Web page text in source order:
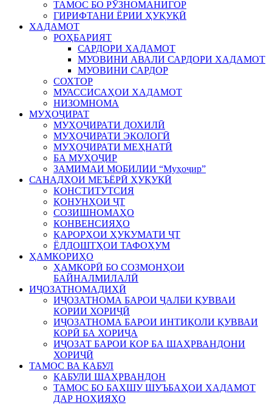
ТАМОС БО РӮЗНОМАНИГОР
ГИРИФТАНИ ЁРИИ ҲУҚУҚӢ
ХАДАМОТ
РОҲБАРИЯТ
САРДОРИ ХАДАМОТ
МУОВИНИ АВАЛИ САРДОРИ ХАДАМОТ
МУОВИНИ САРДОР
СОХТОР
МУАССИСАҲОИ ХАДАМОТ
НИЗОМНОМА
МУҲОҶИРАТ
МУҲОҶИРАТИ ДОХИЛӢ
МУҲОҶИРАТИ ЭКОЛОГӢ
МУҲОҶИРАТИ МЕҲНАТӢ
БА МУҲОҶИР
ЗАМИМАИ МОБИЛИИ “Муҳоҷир”
САНАДҲОИ МЕЪЁРӢ ҲУҚУҚӢ
КОНСТИТУТСИЯ
ҚОНУНҲОИ ҶТ
СОЗИШНОМАҲО
КОНВЕНСИЯҲО
ҚАРОРҲОИ ҲУКУМАТИ ҶТ
ЁДДОШТҲОИ ТАФОҲУМ
ҲАМКОРИҲО
ҲАМКОРӢ БО СОЗМОНҲОИ
БАЙНАЛМИЛАЛӢ
ИҶОЗАТНОМАДИҲӢ
ИҶОЗАТНОМА БАРОИ ҶАЛБИ ҚУВВАИ
КОРИИ ХОРИҶӢ
ИҶОЗАТНОМА БАРОИ ИНТИҚОЛИ ҚУВВАИ
КОРӢ БА ХОРИҶА
ИҶОЗАТ БАРОИ КОР БА ШАҲРВАНДОНИ
ХОРИҶӢ
ТАМОС ВА ҚАБУЛ
ҚАБУЛИ ШАҲРВАНДОН
ТАМОС БО БАХШУ ШУЪБАҲОИ ХАДАМОТ
ДАР НОҲИЯҲО